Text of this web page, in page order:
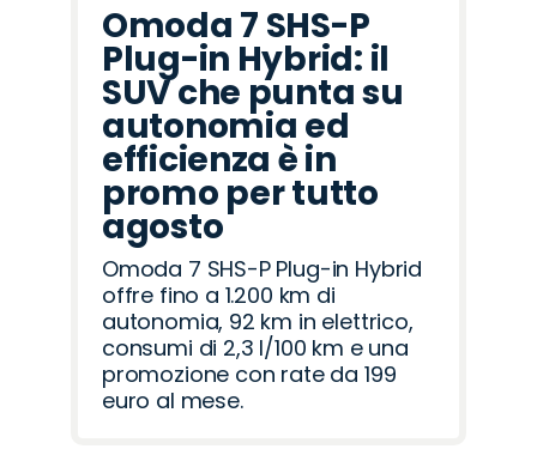
Omoda 7 SHS-P
Plug-in Hybrid: il
SUV che punta su
autonomia ed
efficienza è in
promo per tutto
agosto
Omoda 7 SHS-P Plug-in Hybrid
offre fino a 1.200 km di
autonomia, 92 km in elettrico,
consumi di 2,3 l/100 km e una
promozione con rate da 199
euro al mese.